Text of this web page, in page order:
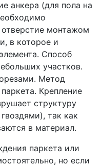
анкера (для пола на
монтажом
в которое и
Способ
участков.
Метод
Крепление
структуру
так как
в материал.
паркета или
но если